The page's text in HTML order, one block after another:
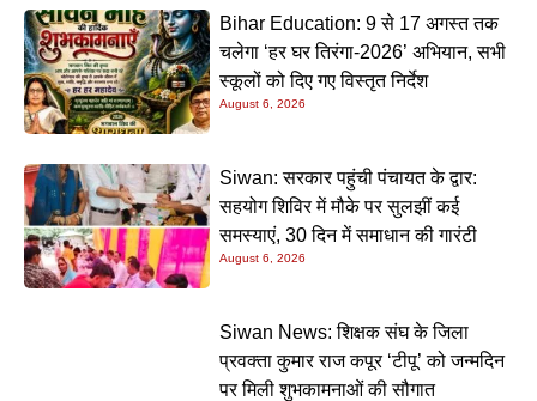
Bihar Education: 9 से 17 अगस्त तक
चलेगा ‘हर घर तिरंगा-2026’ अभियान, सभी
स्कूलों को दिए गए विस्तृत निर्देश
August 6, 2026
Siwan: सरकार पहुंची पंचायत के द्वार:
सहयोग शिविर में मौके पर सुलझीं कई
समस्याएं, 30 दिन में समाधान की गारंटी
August 6, 2026
Siwan News: शिक्षक संघ के जिला
प्रवक्ता कुमार राज कपूर ‘टीपू’ को जन्मदिन
पर मिली शुभकामनाओं की सौगात